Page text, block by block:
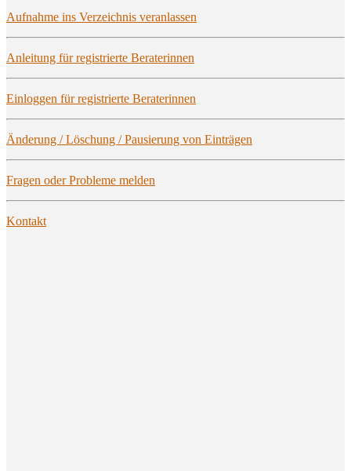
Auf­nah­me ins Ver­zeich­nis veranlassen
Anlei­tung für regis­trier­te Beraterinnen
Ein­log­gen für regis­trier­te Beraterinnen
Ände­rung / Löschung / Pau­sie­rung von Einträgen
Fra­gen oder Pro­ble­me melden
Kon­takt